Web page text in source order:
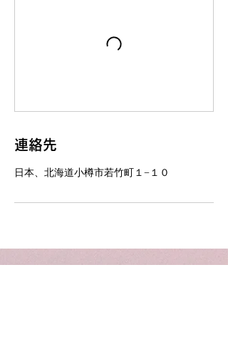
連絡先
日本、北海道小樽市若竹町１−１０